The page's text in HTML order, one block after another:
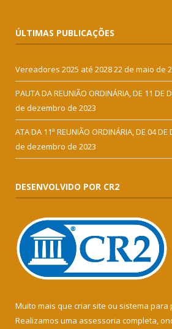
ÚLTIMAS PUBLICAÇÕES
Vereadores 2025 até 202822 de maio de
PAUTA DA REUNIÃO ORDINÁRIA, DE 11 DE
de dezembro de 2023
ATA DA 11ª REUNIÃO ORDINÁRIA, DE 04 DE
de dezembro de 2023
DESENVOLVIDO POR CR2
Muito mais que criar site ou sistema para
Realizamos uma assessoria completa,